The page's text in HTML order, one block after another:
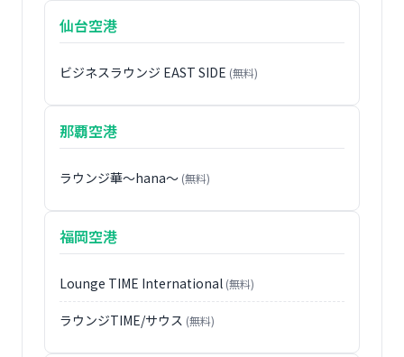
仙台空港
ビジネスラウンジ EAST SIDE (無料)
那覇空港
ラウンジ華〜hana〜 (無料)
福岡空港
Lounge TIME International (無料)
ラウンジTIME/サウス (無料)